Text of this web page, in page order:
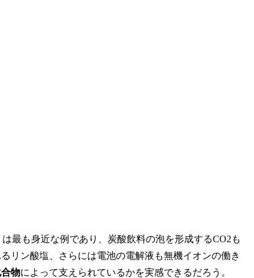
最も身近な例であり、炭酸飲料の泡を形成するCO2も
リン酸塩、さらには電池の電解液も無機イオンの働き
物によって支えられているかを実感できるだろう。